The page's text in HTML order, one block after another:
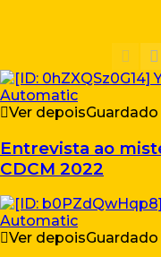
Ver depoisGuardado
Entrevista ao
CDCM 2022
Ver depoisGuardado